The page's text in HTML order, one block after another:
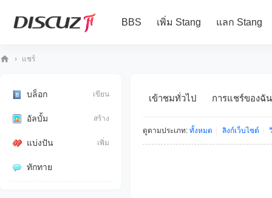
BBS เพิ่ม Stang แลก Stang
› แชร์
เขียน
บล็อก
สร้าง
อัลบั้ม
เพิ่ม
แบ่งปัน
ทักทาย
เข้าชมทั่วไป การแชร์ของฉัน
ดูตามประเภท: ทั้งหมด ลิงก์เว็บไซต์